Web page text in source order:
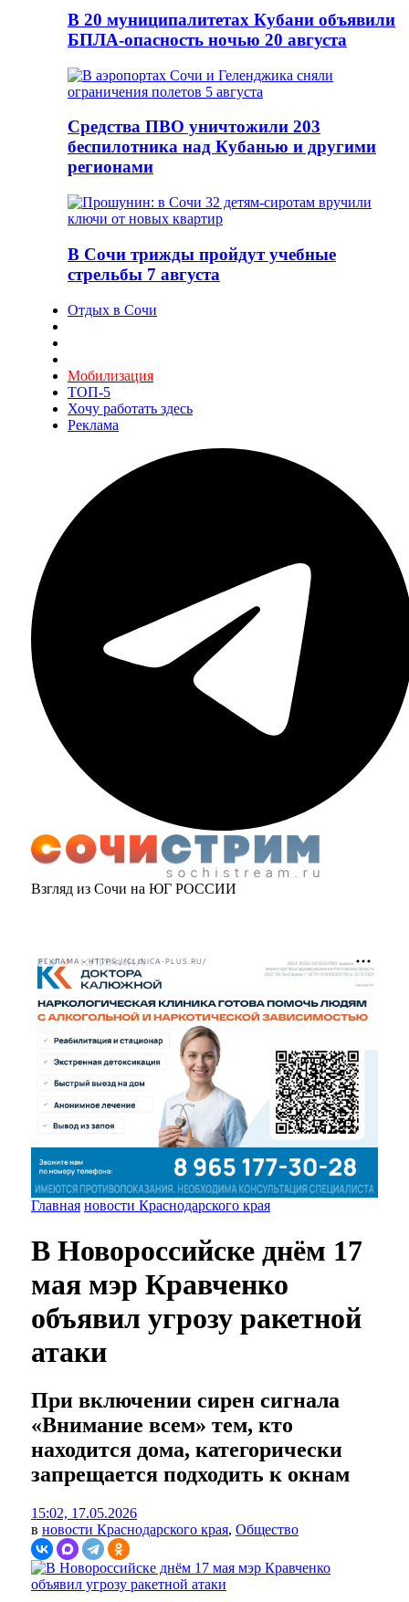
В 20 муниципалитетах Кубани объявили
БПЛА-опасность ночью 20 августа
Средства ПВО уничтожили 203
беспилотника над Кубанью и другими
регионами
В Сочи трижды пройдут учебные
стрельбы 7 августа
Отдых в Сочи
Мобилизация
ТОП-5
Хочу работать здесь
Реклама
Взгляд из Сочи на ЮГ РОССИИ
РЕКЛАМА • HTTPS://CLINICA-PLUS.RU/
Главная новости Краснодарского края
В Новороссийске днём 17
мая мэр Кравченко
объявил угрозу ракетной
атаки
При включении сирен сигнала
«Внимание всем» тем, кто
находится дома, категорически
запрещается подходить к окнам
15:02, 17.05.2026
в новости Краснодарского края, Общество